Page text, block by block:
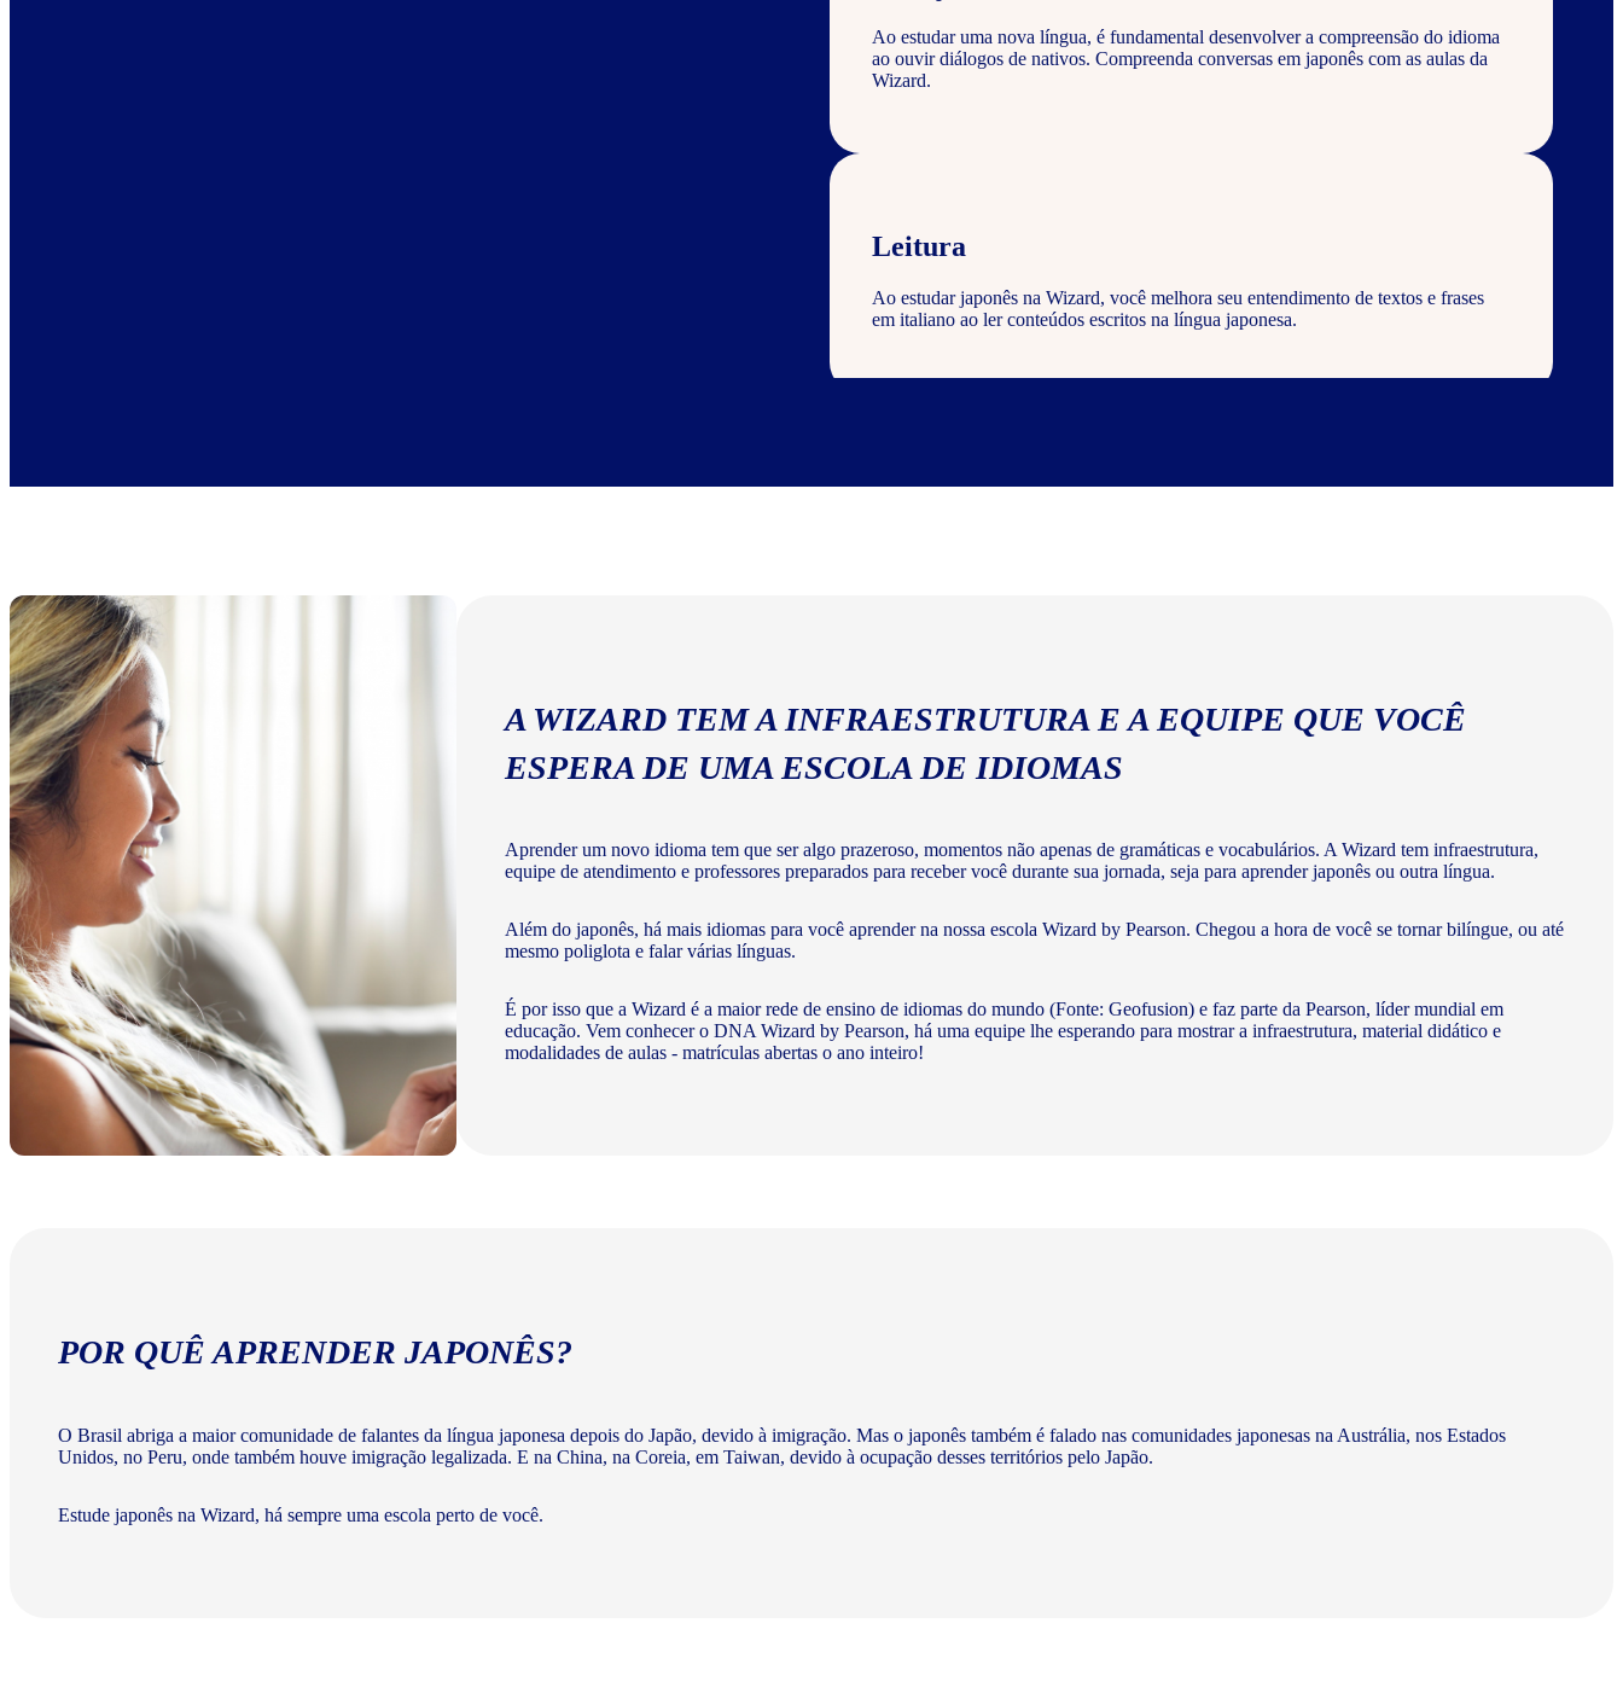
Ao estudar uma nova língua, é fundamental desenvolver a compreensão do idioma
ao ouvir diálogos de nativos. Compreenda conversas em japonês com as aulas da
Wizard.
Leitura
Ao estudar japonês na Wizard, você melhora seu entendimento de textos e frases
em italiano ao ler conteúdos escritos na língua japonesa.
Escrita
A WIZARD TEM A INFRAESTRUTURA E A EQUIPE QUE VOCÊ
ESPERA DE UMA ESCOLA DE IDIOMAS
Aprender um novo idioma tem que ser algo prazeroso, momentos não apenas de gramáticas e vocabulários. A Wizard tem infraestrutura,
equipe de atendimento e professores preparados para receber você durante sua jornada, seja para aprender japonês ou outra língua.
Além do japonês, há mais idiomas para você aprender na nossa escola Wizard by Pearson. Chegou a hora de você se tornar bilíngue, ou até
mesmo poliglota e falar várias línguas.
É por isso que a Wizard é a maior rede de ensino de idiomas do mundo (Fonte: Geofusion) e faz parte da Pearson, líder mundial em
educação. Vem conhecer o DNA Wizard by Pearson, há uma equipe lhe esperando para mostrar a infraestrutura, material didático e
modalidades de aulas - matrículas abertas o ano inteiro!
POR QUÊ APRENDER JAPONÊS?
O Brasil abriga a maior comunidade de falantes da língua japonesa depois do Japão, devido à imigração. Mas o japonês também é falado nas comunidades japonesas na Austrália, nos Estados
Unidos, no Peru, onde também houve imigração legalizada. E na China, na Coreia, em Taiwan, devido à ocupação desses territórios pelo Japão.
Estude japonês na Wizard, há sempre uma escola perto de você.